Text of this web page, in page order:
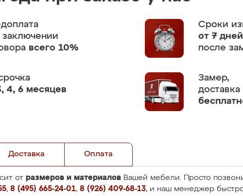
заключении
всего 10%
Сроки
от 7 дней
после
4, 6 месяцев
Замер,
Доставка Оплата
от размеров и материалов Вашей мебели. Просто
, 8 (495) 665-24-01, 8 (926) 409-68-13, и наш менеджер быстро